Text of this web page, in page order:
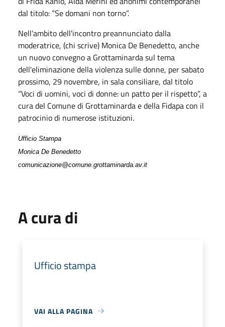
dal titolo: “Se domani non torno”.
Nell'ambito dell'incontro preannunciato dalla
moderatrice, (chi scrive) Monica De Benedetto, anche
un nuovo convegno a Grottaminarda sul tema
dell'eliminazione della violenza sulle donne, per sabato
prossimo, 29 novembre, in sala consiliare, dal titolo
“Voci di uomini, voci di donne: un patto per il rispetto”, a
cura del Comune di Grottaminarda e della Fidapa con il
patrocinio di numerose istituzioni.
Ufficio Stampa
Monica De Benedetto
comunicazione@comune.grottaminarda.av.it
A cura di
Ufficio stampa
VAI ALLA PAGINA